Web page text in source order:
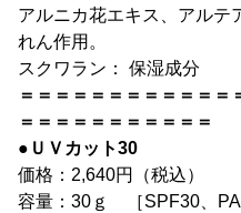
アルニカ花エキス、アルテ
れん作用。
スクワラン： 保湿成分
＝＝＝＝＝＝＝＝＝＝＝＝
＝＝＝＝＝＝＝＝＝＝＝
●ＵＶカット30
価格：2,640円（税込）
容量：30ｇ ［SPF30、PA